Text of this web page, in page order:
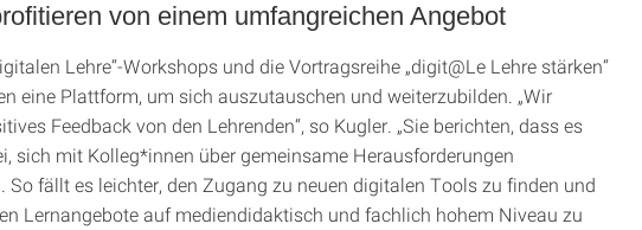
von einem umfangreichen Angebot
Lehre“-Workshops und die Vortragsreihe „digit@Le Lehre stärken“
eine Plattform, um sich auszutauschen und weiterzubilden. „Wir
Feedback von den Lehrenden“, so Kugler. „Sie berichten, dass es
sich mit Kolleg*innen über gemeinsame Herausforderungen
So fällt es leichter, den Zugang zu neuen digitalen Tools zu finden und
Lernangebote auf mediendidaktisch und fachlich hohem Niveau zu